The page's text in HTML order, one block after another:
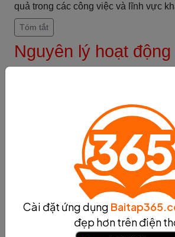
quả trong các công việc và lĩnh vực
Tóm tắt
Nguyên lý hoạt
cơ
Nguyên lý hoạt động của động cơ là
bản trong lĩnh vực hệ thống động cơ.
thiết bị được thiết kế để chuyển đổi
nguồn khác thành công suất cơ học.
động của động cơ bao gồm các bước
nguyên tắc lấy năng lượng.
Các bước chuyển động trong động
nén, đốt và xả. Trong quá trình hút,
khí dầu được hút vào buồng đốt. Sau
Cài đặt ứng dụng
đẹp hơn trên điện